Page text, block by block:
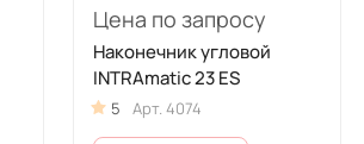
Цена по запросу
Наконечник угловой
INTRAmatic 23 ES
5 Арт. 4074